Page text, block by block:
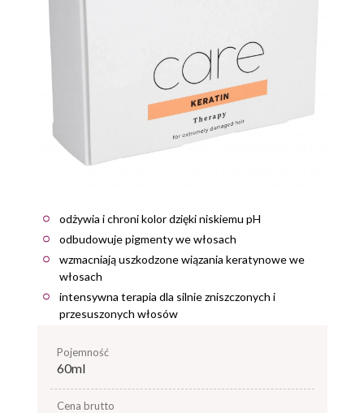
odżywia i chroni kolor dzięki niskiemu pH
odbudowuje pigmenty we włosach
wzmacniają uszkodzone wiązania keratynowe we
włosach
intensywna terapia dla silnie zniszczonych i
przesuszonych włosów
pojemność
60ml
Cena brutto